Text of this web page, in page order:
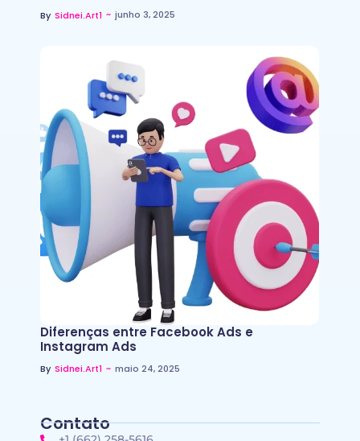
By Sidnei.art1 ~ junho 3, 2025
Diferenças entre Facebook Ads e
Instagram Ads
By Sidnei.art1 ~ maio 24, 2025
Contato